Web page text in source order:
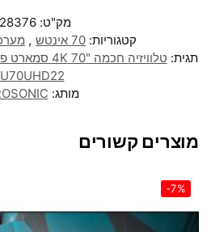
מק"ט:
קטגוריות: 70 אינטש ,
תגית:
U70UHD22
מותג:
מוצרים קשורים
-7%